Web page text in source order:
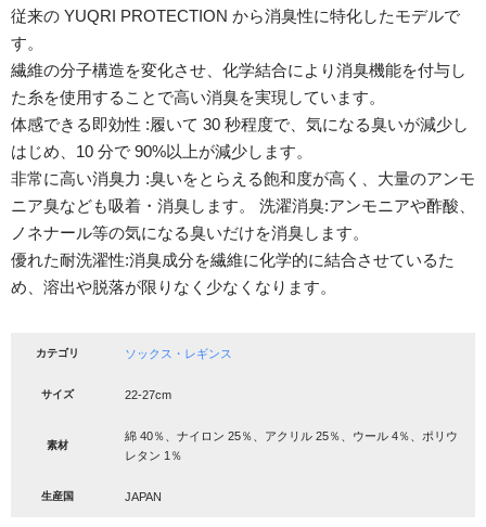
従来の YUQRI PROTECTION から消臭性に特化したモデルで
す。
繊維の分子構造を変化させ、化学結合により消臭機能を付与し
た糸を使用することで高い消臭を実現しています。
体感できる即効性 :履いて 30 秒程度で、気になる臭いが減少し
はじめ、10 分で 90%以上が減少します。
非常に高い消臭力 :臭いをとらえる飽和度が高く、大量のアンモ
ニア臭なども吸着・消臭します。 洗濯消臭:アンモニアや酢酸、
ノネナール等の気になる臭いだけを消臭します。
優れた耐洗濯性:消臭成分を繊維に化学的に結合させているた
め、溶出や脱落が限りなく少なくなります。
カテゴリ ソックス・レギンス
サイズ 22-27cm
素材
綿 40％、ナイロン 25％、アクリル 25％、ウール 4％、ポリウ
レタン 1％
生産国 JAPAN